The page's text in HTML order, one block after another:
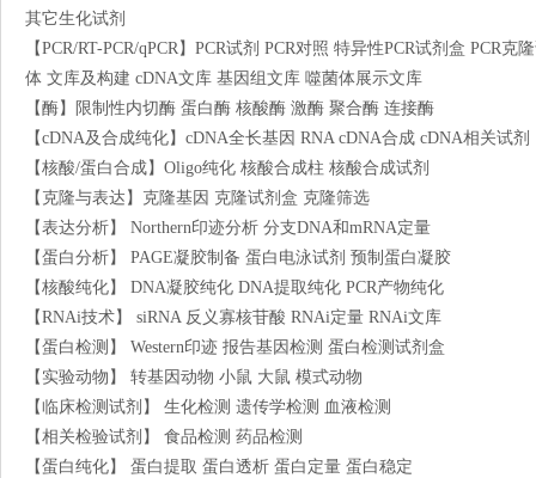
其它生化试剂
【PCR/RT-PCR/qPCR】PCR试剂 PCR对照 特异性PCR试剂盒 PCR
体 文库及构建 cDNA文库 基因组文库 噬菌体展示文库
【酶】限制性内切酶 蛋白酶 核酸酶 激酶 聚合酶 连接酶
【cDNA及合成纯化】cDNA全长基因 RNA cDNA合成 cDNA相关试剂
【核酸/蛋白合成】Oligo纯化 核酸合成柱 核酸合成试剂
【克隆与表达】克隆基因 克隆试剂盒 克隆筛选
【表达分析】 Northern印迹分析 分支DNA和mRNA定量
【蛋白分析】 PAGE凝胶制备 蛋白电泳试剂 预制蛋白凝胶
【核酸纯化】 DNA凝胶纯化 DNA提取纯化 PCR产物纯化
【RNAi技术】 siRNA 反义寡核苷酸 RNAi定量 RNAi文库
【蛋白检测】 Western印迹 报告基因检测 蛋白检测试剂盒
【实验动物】 转基因动物 小鼠 大鼠 模式动物
【临床检测试剂】 生化检测 遗传学检测 血液检测
【相关检验试剂】 食品检测 药品检测
【蛋白纯化】 蛋白提取 蛋白透析 蛋白定量 蛋白稳定